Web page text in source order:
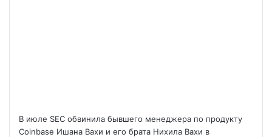
В июле SEC обвинила бывшего менеджера по продукту
Coinbase Ишана Вахи и его брата Нихила Вахи в